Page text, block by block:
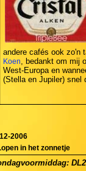
andere cafés ook zo'n
Koen , bedankt om mij
West-Europa en
(Stella en Jupiler) snel
2006
in het zonnetje